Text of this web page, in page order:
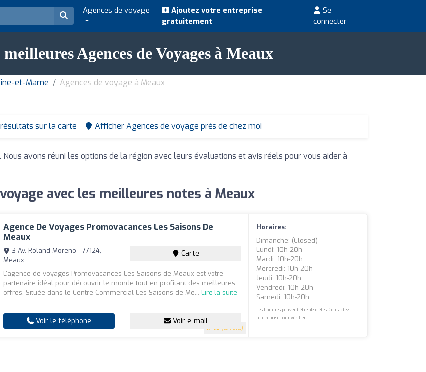
Agences de voyage
Ajoutez votre entreprise
gratuitement
Se
connecter
Agences de Voyages à Meaux
et-Marne Agences de voyage à Meaux
sur la carte Afficher Agences de voyage près de chez moi
. Nous avons réuni les options de la région avec leurs évaluations et avis réels pour vous aider à
avec les meilleures notes à Meaux
Agence De Voyages Promovacances Les Saisons De
Meaux
4.3 (134 avis)
3 Av. Roland Moreno - 77124,
Meaux
Carte
L'agence de voyages Promovacances Les Saisons de Meaux est votre
partenaire idéal pour découvrir le monde tout en profitant des meilleures
offres. Située dans le Centre Commercial Les Saisons de Me...Lire la suite
Voir le téléphone Voir e-mail
Horaires:
Dimanche: (closed)
Lundi: 10h-20h
Mardi: 10h-20h
Mercredi: 10h-20h
Jeudi: 10h-20h
Vendredi: 10h-20h
Samedi: 10h-20h
Les horaires peuvent être obsolètes. Contactez
l'entreprise pour vérifier.